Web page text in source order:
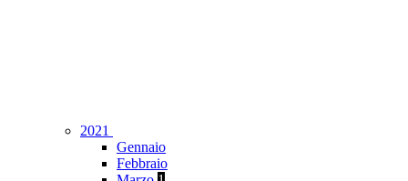
2021
Gennaio
Febbraio